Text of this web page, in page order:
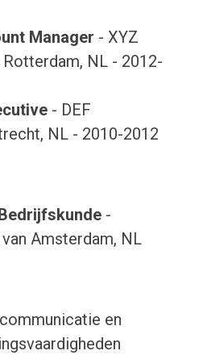
Manager - XYZ
NL - 2012-
- DEF
NL - 2010-2012
-
Amsterdam, NL
en